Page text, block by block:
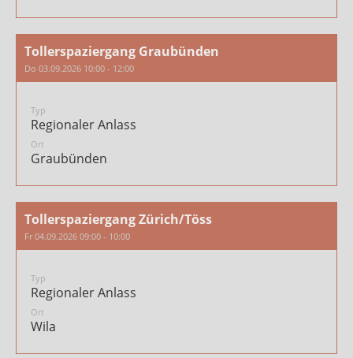
Tollerspaziergang Graubünden
Do 03.09.2026 10:00 - 12:00
Typ
Regionaler Anlass
Ort
Graubünden
Tollerspaziergang Zürich/Töss
Fr 04.09.2026 09:00 - 10:00
Typ
Regionaler Anlass
Ort
Wila